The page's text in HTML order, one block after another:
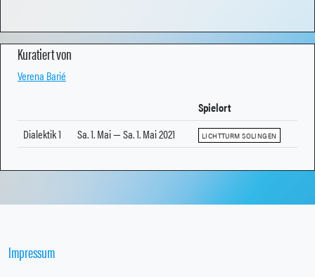
Kuratiert von
Verena Barié
Spielort
Dialektik 1
Sa. 1. Mai — Sa. 1. Mai 2021 LICHTTURM SOLINGEN
Impressum